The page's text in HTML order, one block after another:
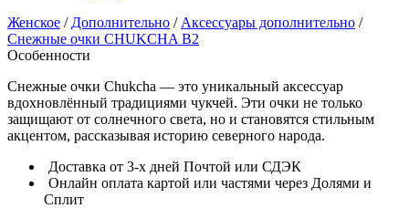
Женское / Дополнительно / Аксессуары дополнительно /
Снежные очки CHUKCHA В2
Особенности
Снежные очки Chukcha — это уникальный аксессуар
вдохновлённый традициями чукчей. Эти очки не только
защищают от солнечного света, но и становятся стильным
акцентом, рассказывая историю северного народа.
Доставка от 3-х дней Почтой или СДЭК
Онлайн оплата картой или частями через Долями и
Сплит